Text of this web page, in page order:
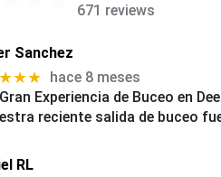
671 reviews
Sanchez
hace 8 meses
Experiencia de Buceo en
reciente salida de buceo
RL